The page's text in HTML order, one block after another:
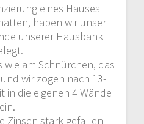
eines Hauses
haben wir unser
unserer Hausbank
wie am Schnürchen, das
wir zogen nach 13-
in die eigenen 4 Wände
ein.
Zinsen stark gefallen